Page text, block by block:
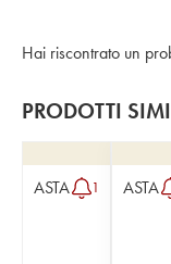
Hai riscontrato un
PRODOTTI
ASTA 1 ASTA